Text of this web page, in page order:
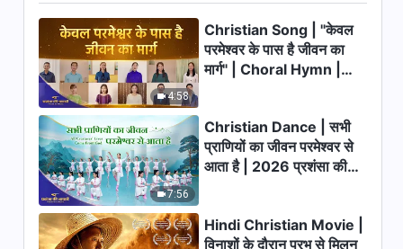
13:30
12:23
परमेश्वर के दैनिक वचन : कार्य के तीन
चरण | अंश 37
16:26
परमेश्वर के दैनिक वचन : कार्य के तीन
चरण | अंश 38
4:58
Christian Song | "केवल
परमेश्वर के पास है जीवन का
मार्ग" | Choral Hymn |
7:56
Christian Dance | सभी
प्राणियों का जीवन परमेश्वर से
आता है | 2026 प्रशंसा की
Hindi Christian Movie |
विनाशों के दौरान प्रभु से मिलन